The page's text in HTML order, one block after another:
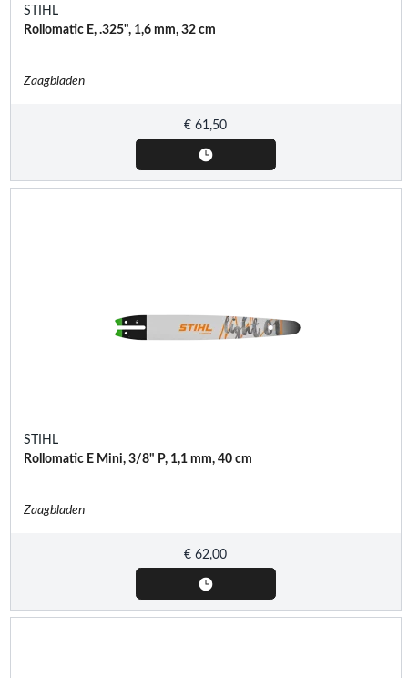
STIHL
Rollomatic E, .325", 1,6 mm, 32 cm
Zaagbladen
€ 61,50
STIHL
Rollomatic E Mini, 3/8" P, 1,1 mm, 40 cm
Zaagbladen
€ 62,00